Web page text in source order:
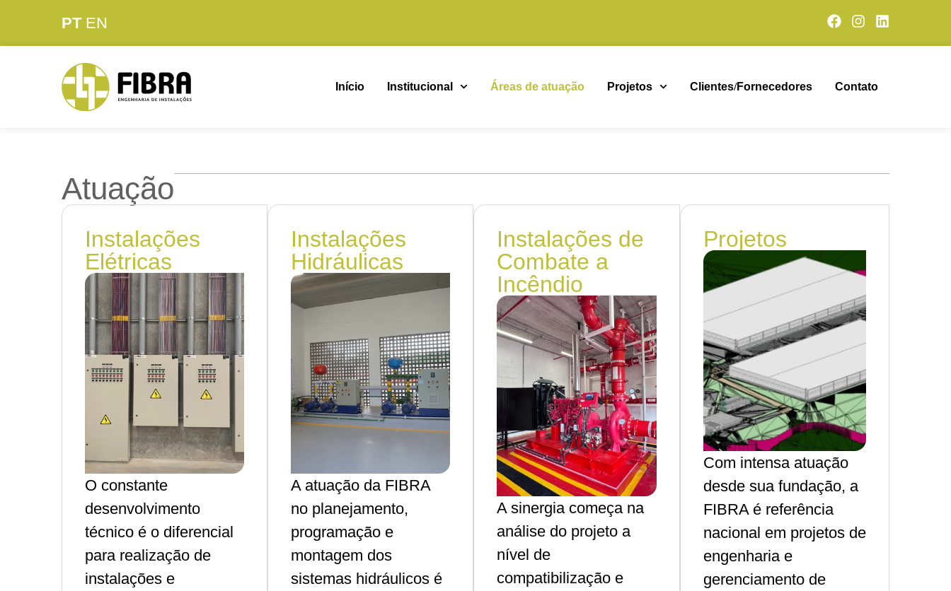
PT EN
Início Institucional Áreas de atuação Projetos Clientes/Fornecedores Contato
Atuação
Instalações
Elétricas
O constante
desenvolvimento
técnico é o diferencial
para realização de
instalações e
Instalações
Hidráulicas
A atuação da FIBRA
no planejamento,
programação e
montagem dos
sistemas hidráulicos é
Instalações de
Combate a
Incêndio
A sinergia começa na
análise do projeto a
nível de
compatibilização e
Projetos
Com intensa atuação
desde sua fundação, a
FIBRA é referência
nacional em projetos de
engenharia e
gerenciamento de